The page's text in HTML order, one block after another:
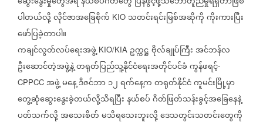
ပါတယ်လို့လိုင်ဇာအခြေစိုက် KIO သတင်းရင်းမြစ်အဆိုကိုကိုးကား‌ပြီး
ဖော်ပြခဲ့တာပါ။
ကချင်လွတ်လပ်ရေးအဖွဲ့ KIO/KIA ဥက္ကဋ္ဌဗိုလ်ချုပ်ကြီးအင်ဘန်လ
ဦးဆောင်တဲ့အဖွဲ့နဲ့တရုတ်ပြည်သူ့နိုင်ငံရေးအတိုင်ပင်ခံကွန်ဖရင့်-
CPPCC အဖွဲ့မနေ့ဒီဇင်ဘာ၁၂ရက်နေ့ကတရုတ်နိုင်ငံကူမင်းမြို့မှာ
တွေ့ဆုံဆွေးနွေးခဲ့တယ်လို့သိရပြီးနယ်စပ်ဂိတ်ဖြတ်သန်းခွင့်အ‌ခြေနေနဲ့
ပတ်သက်လို့အသေးစိတ်မသိရသေးဘူးလို့ဒေသတွင်းသတင်းတွေကို